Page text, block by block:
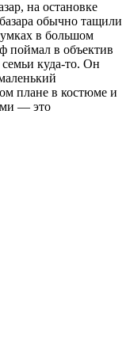
на остановке
обычно тащили
в большом
поймал в объектив
куда-то. Он
плане в костюме и
— это